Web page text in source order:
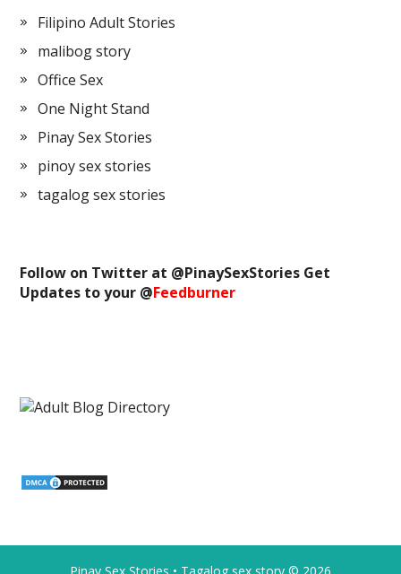
Filipino Adult Stories
malibog story
Office Sex
One Night Stand
Pinay Sex Stories
pinoy sex stories
tagalog sex stories
Follow on Twitter at @PinaySexStories Get
Updates to your @Feedburner